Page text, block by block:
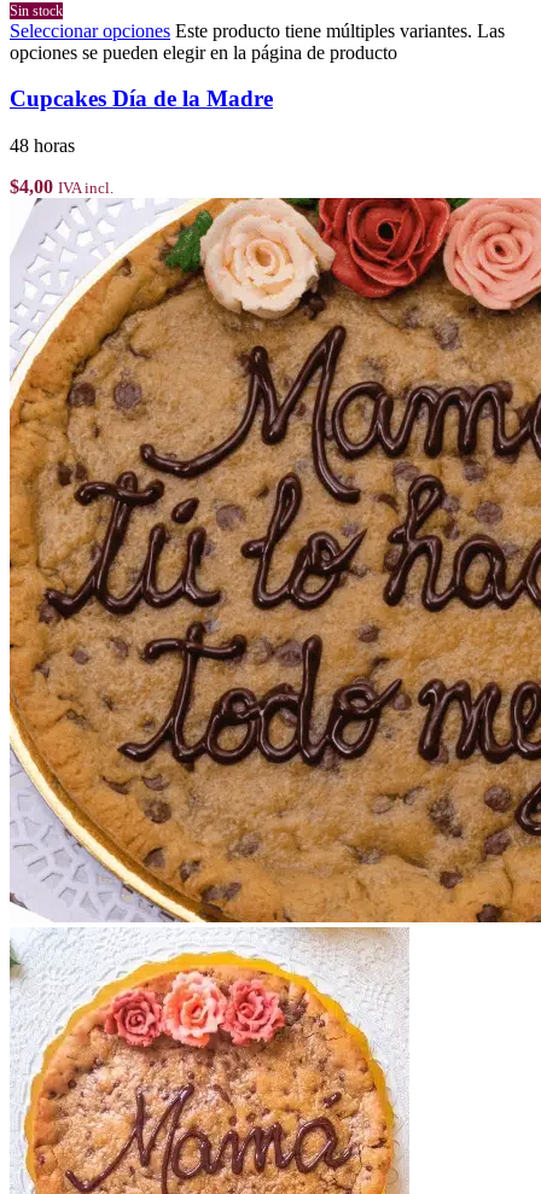
Sin stock
Seleccionar opciones Este producto tiene múltiples variantes. Las
opciones se pueden elegir en la página de producto
Cupcakes Día de la Madre
48 horas
$4,00 IVA incl.